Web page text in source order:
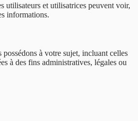
utilisateurs et utilisatrices peuvent voir,
informations.
à votre sujet, incluant celles
à des fins administratives, légales ou